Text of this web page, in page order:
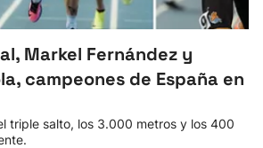
Markel Fernández y
campeones de España en
triple salto, los 3.000 metros y los 400